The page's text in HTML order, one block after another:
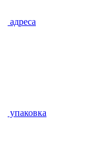
адреса
упаковка